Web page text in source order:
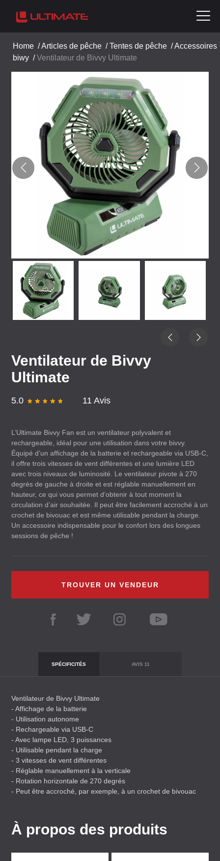
Home /Articles de pêche /Tentes de pêche /Accessoires
biwy /Ventilateur de Bivvy Ultimate
Ventilateur de Bivvy
Ultimate
5.0 11 Avis
L’Ultimate Bivvy Fan est un ventilateur polyvalent et
rechargeable, idéal pour une utilisation dans votre bivvy.
Équipé d’un affichage de la batterie et rechargeable via USB-C,
il offre trois vitesses de vent différentes et une lumière LED
avec trois niveaux de luminosité. Le ventilateur pivote à 270
degrés de gauche à droite et est réglable manuellement en
hauteur, ce qui vous permet d’obtenir à tout moment la
circulation d’air souhaitée. Il peut être facilement accroché à un
crochet de bivouac et est même utilisable pendant la charge.
Un accessoire indispensable pour le confort lors des longues
sessions de pêche !
TROUVER UN VENDEUR
SPÉCIFICITÉS AVIS11
Ventilateur de Bivvy Ultimate
- Affichage de la batterie
- Utilisation autonome
- Rechargeable via USB-C
- Avec lampe LED , 3 puissances
- Utilisable pendant la charge
- 3 vitesses de vent différentes
- Réglable manuellement à la verticale
- Rotation horizontale de 270 degrés
- Peut être accroché, par exemple, à un crochet de bivouac
À propos des produits